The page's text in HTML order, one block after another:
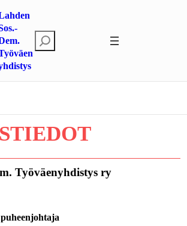
t
i
Työväenyhdistys ry